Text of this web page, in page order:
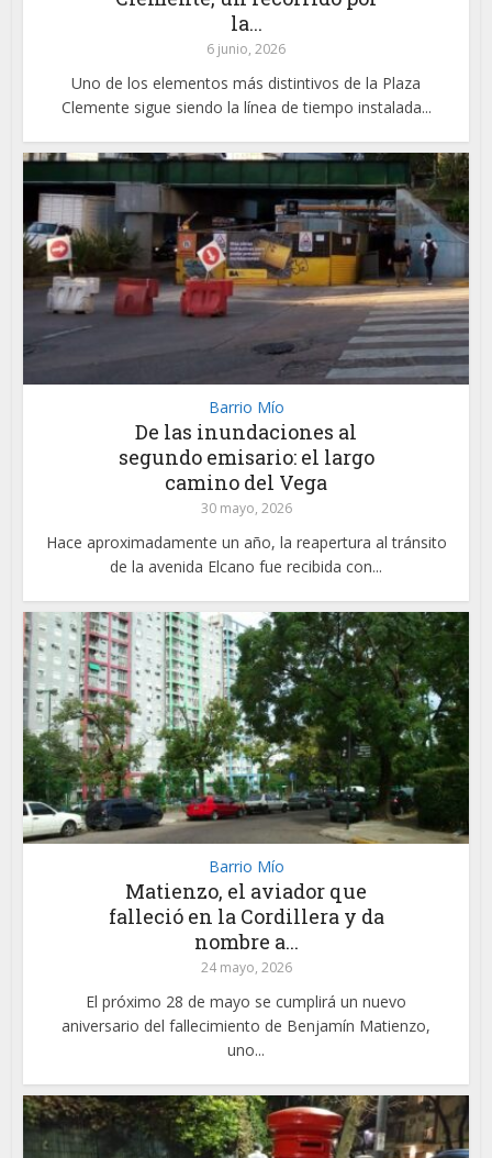
la...
6 junio, 2026
Uno de los elementos más distintivos de la Plaza
Clemente sigue siendo la línea de tiempo instalada...
Barrio Mío
De las inundaciones al
segundo emisario: el largo
camino del Vega
30 mayo, 2026
Hace aproximadamente un año, la reapertura al tránsito
de la avenida Elcano fue recibida con...
Barrio Mío
Matienzo, el aviador que
falleció en la Cordillera y da
nombre a...
24 mayo, 2026
El próximo 28 de mayo se cumplirá un nuevo
aniversario del fallecimiento de Benjamín Matienzo,
uno...